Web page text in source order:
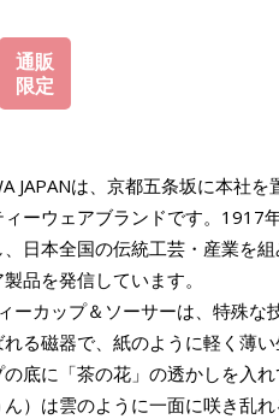
通販
限定
JAPANは、京都五条坂に本社
ーウェアブランドです。1917
日本全国の伝統工芸・産業を
品を発信しています。
ーカップ＆ソーサーは、特殊な
る磁器で、紙のように軽く薄
底に「茶の花」の透かしを入れ
）は雲のように一面に咲き乱